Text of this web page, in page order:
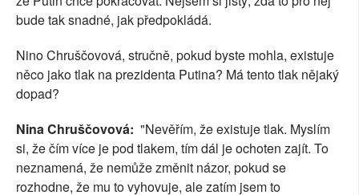
bude tak snadné, jak předpokládá.
Nino Chruščovová, stručně, pokud byste mohla, existuje
něco jako tlak na prezidenta Putina? Má tento tlak nějaký
dopad?
Nina Chruščovová: "Nevěřím, že existuje tlak. Myslím
si, že čím více je pod tlakem, tím dál je ochoten zajít. To
neznamená, že nemůže změnit názor, pokud se
rozhodne, že mu to vyhovuje, ale zatím jsem to